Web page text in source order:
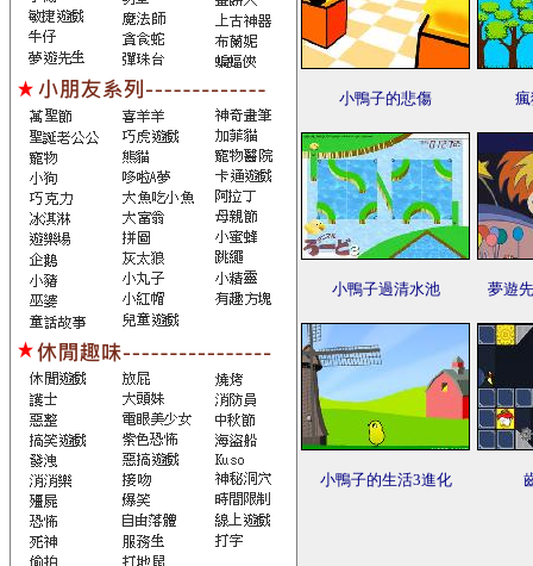
小鴨子的悲傷
小鴨子過清水池 夢遊
小鴨子的生活3進化